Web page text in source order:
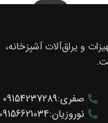
-5%
و یراق‌آلات
صفری:09154237289
نوروزیان:09156621034